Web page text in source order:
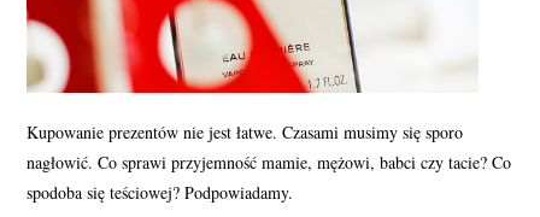
Kupowanie prezentów nie jest łatwe. Czasami musimy się sporo
nagłowić. Co sprawi przyjemność mamie, mężowi, babci czy tacie? Co
spodoba się teściowej? Podpowiadamy.